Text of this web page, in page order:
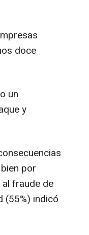
doce
un
y
por
fraude de
(55%) indicó